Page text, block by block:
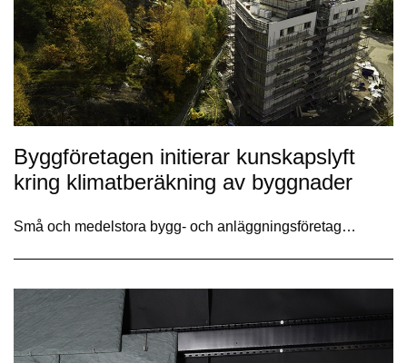
Byggföretagen initierar kunskapslyft
kring klimatberäkning av byggnader
Små och medelstora bygg- och anläggningsföretag…